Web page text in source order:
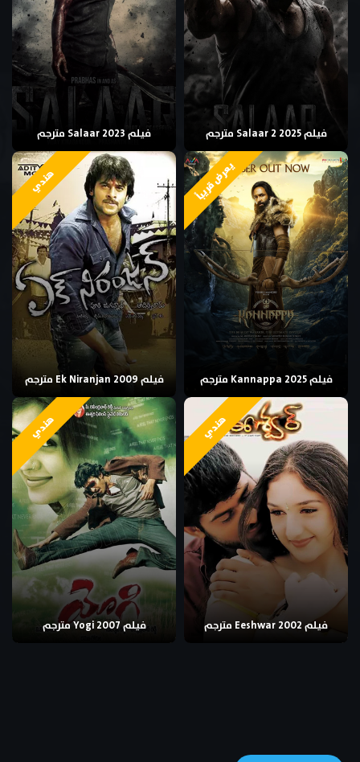
فيلم Salaar 2 2025 مترجم فيلم Salaar 2023 مترجم
يعرض قريباً
فيلم Kannappa 2025 مترجم
هندي
فيلم Ek Niranjan 2009 مترجم
هندي
فيلم Eeshwar 2002 مترجم
هندي
فيلم Yogi 2007 مترجم